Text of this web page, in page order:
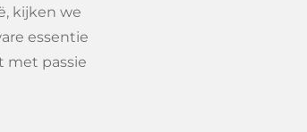
kijken we
essentie
met passie